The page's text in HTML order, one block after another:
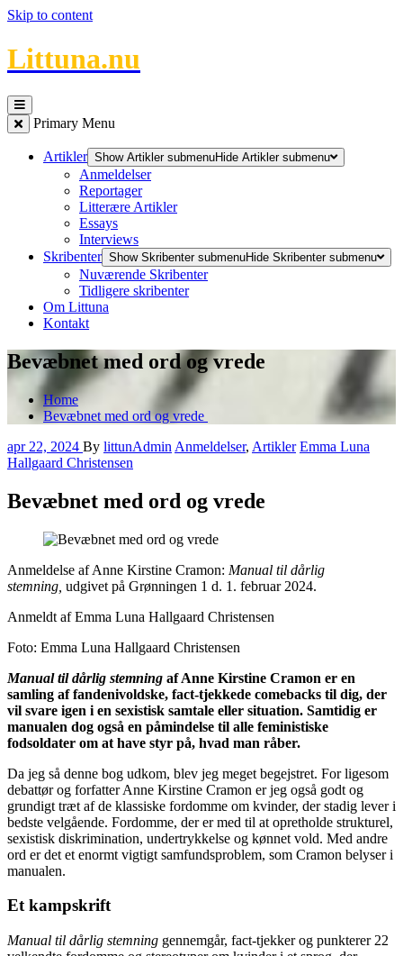
Skip to content
Littuna.nu
Primary Menu
Artikler Show Artikler submenuHide Artikler submenu
Anmeldelser
Reportager
Litterære Artikler
Essays
Interviews
Skribenter Show Skribenter submenuHide Skribenter submenu
Nuværende Skribenter
Tidligere skribenter
Om Littuna
Kontakt
Bevæbnet med ord og vrede
Home
Bevæbnet med ord og vrede
apr 22, 2024 By littunAdmin Anmeldelser, Artikler Emma Luna
Hallgaard Christensen
Bevæbnet med ord og vrede
Anmeldelse af Anne Kirstine Cramon: Manual til dårlig
stemning, udgivet på Grønningen 1 d. 1. februar 2024.
Anmeldt af Emma Luna Hallgaard Christensen
Foto: Emma Luna Hallgaard Christensen
Manual til dårlig stemning af Anne Kirstine Cramon er en
samling af fandenivoldske, fact-tjekkede comebacks til dig, der
vil svare igen i en sexistisk samtale eller situation. Samtidig er
manualen dog også en påmindelse til alle feministiske
fodsoldater om at have styr på, hvad man råber.
Da jeg så denne bog udkom, blev jeg meget begejstret. For ligesom
debattør og forfatter Anne Kirstine Cramon er jeg også godt og
grundigt træt af de klassiske fordomme om kvinder, der stadig lever i
bedste velgående. Fordomme, der er med til at opretholde strukturel,
sexistisk diskrimination, undertrykkelse og kønnet vold. Med andre
ord er det et enormt vigtigt samfundsproblem, som Cramon belyser i
manualen.
Et kampskrift
Manual til dårlig stemning gennemgår, fact-tjekker og punkterer 22